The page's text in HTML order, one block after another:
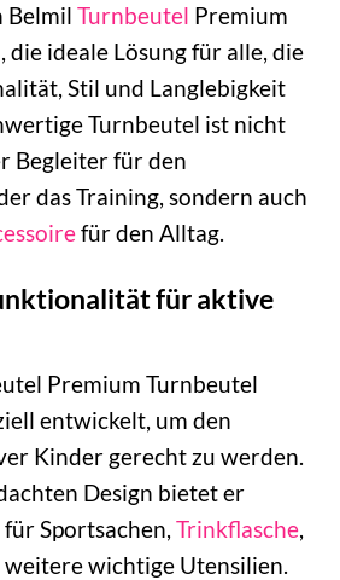
Belmil Turnbeutel Premium
die ideale Lösung für alle, die
Stil und Langlebigkeit
Turnbeutel ist nicht
Begleiter für den
das Training, sondern auch
für den Alltag.
für aktive
Premium Turnbeutel
entwickelt, um den
Kinder gerecht zu werden.
Design bietet er
Sportsachen, Trinkflasche
wichtige Utensilien.